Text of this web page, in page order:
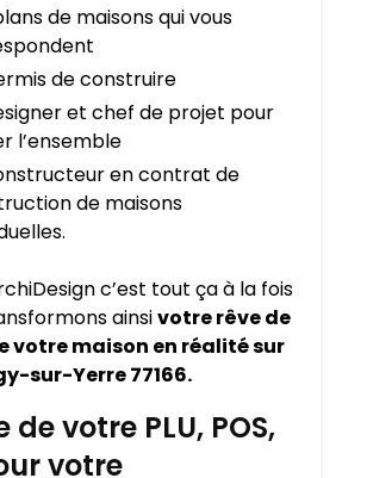
de maisons qui vous
de construire
et chef de projet pour
l’ensemble
en contrat de
de maisons
c’est tout ça à la fois
ainsivotre rêve de
votre maison en réalité sur
sur-Yerre 77166.
de votre PLU, POS,
votre